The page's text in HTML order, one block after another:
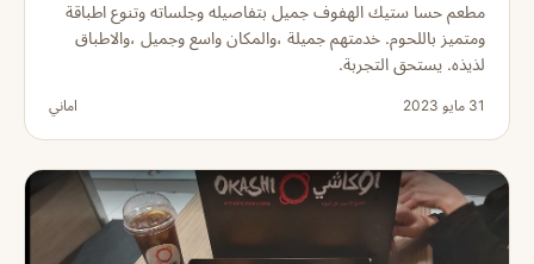
مطعم حسا ستيك الهفوف جميل بتفاصيله وجلساته وتنوع اطباقة
ومتميز باللحوم. خدمتهم جميلة ،والمكان واسع وجميل ،والاطباق
لذيذه. يستحق التجربة.
31 مايو 2023 اماني